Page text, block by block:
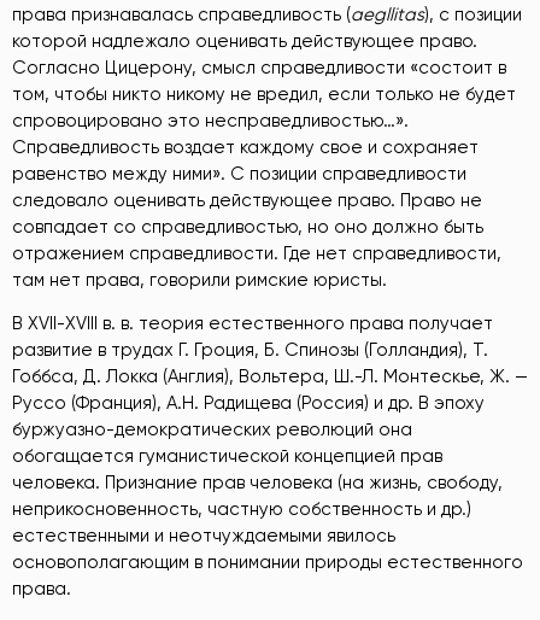
права признавалась справедливость (aegllitas), с позиции
которой надлежало оценивать действующее право.
Согласно Цицерону, смысл справедливости «состоит в
том, чтобы никто никому не вредил, если только не будет
спровоцировано это несправедливостью…».
Справедливость воздает каждому свое и сохраняет
равенство между ними». С позиции справедливости
следовало оценивать действующее право. Право не
совпадает со справедливостью, но оно должно быть
отражением справедливости. Где нет справедливости,
там нет права, говорили римские юристы.
В XVII-XVIII в. в. теория естественного права получает
развитие в трудах Г. Гроция, Б. Спинозы (Голландия), Т.
Гоббса, Д. Локка (Англия), Вольтера, Ш.-Л. Монтескье, Ж. —
Руссо (Франция), А.Н. Радищева (Россия) и др. В эпоху
буржуазно-демократических революций она
обогащается гуманистической концепцией прав
человека. Признание прав человека (на жизнь, свободу,
неприкосновенность, частную собственность и др.)
естественными и неотчуждаемыми явилось
основополагающим в понимании природы естественного
права.